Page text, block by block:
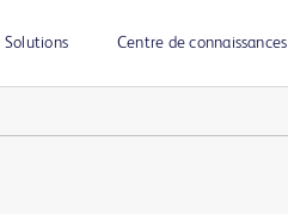
Solutions Centre de connaissances